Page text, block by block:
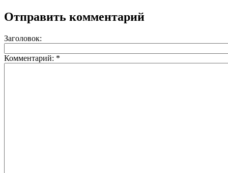
Отправить комментарий
Заголовок:
Комментарий: *